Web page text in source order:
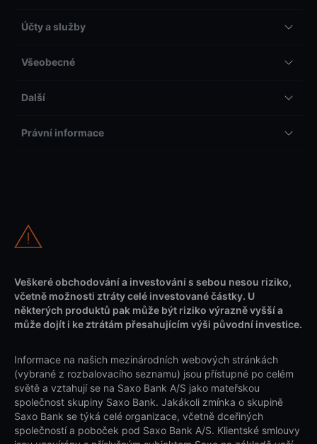
Účty a služby
Všeobecné
Další
Právní informace
Veškeré obchodování a investování s sebou nesou riziko,
včetně možnosti ztráty celé investované částky. U
některých produktů pak může být riziko výrazně vyšší a
může dojít i ke ztrátám přesahujícím výši původní investice.
Informace na našich mezinárodních webových stránkách
(vybrané z rozbalovacího seznamu) jsou přístupné po celém
světě a vztahují se na Saxo Bank A/S jako mateřskou
společnost skupiny Saxo Bank. Jakákoli zmínka o skupině
Saxo Bank se týká celé organizace, včetně dceřiných
společností a poboček pod Saxo Bank A/S. Klientské smlouvy